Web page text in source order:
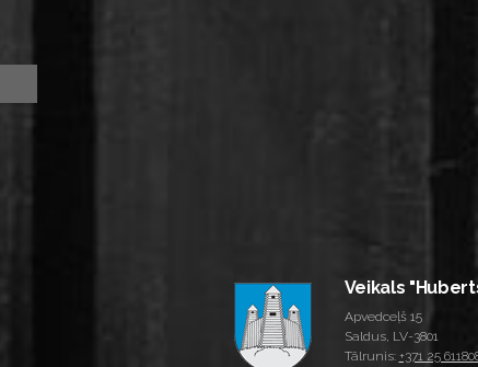
Veikals
Apvedceļš 15
Saldus, LV-3801
Tālrunis: +371 25